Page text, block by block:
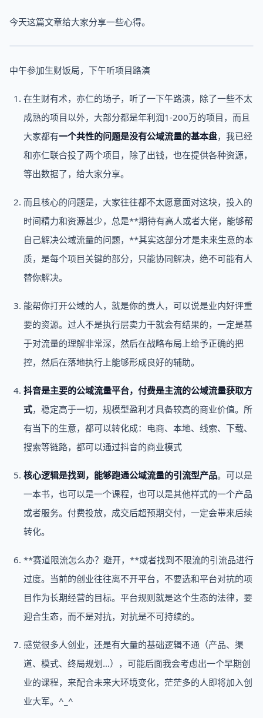
今天这篇文章给大家分享一些心得。
中午参加生财饭局，下午听项目路演
在生财有术，亦仁的场子，听了一下午路演，除了一些不太
成熟的项目以外，大部分都是年利润1-200万的项目，而且
大家都有一个共性的问题是没有公域流量的基本盘，我已经
和亦仁联合投了两个项目，除了出钱，也在提供各种资源，
等出数据了，给大家分享。
而且核心的问题是，大家往往都不太愿意面对这块，投入的
时间精力和资源甚少，总是**期待有高人或者大佬，能够帮
自己解决公域流量的问题，**其实这部分才是未来生意的本
质，是每个项目关键的部分，只能协同解决，绝不可能有人
替你解决。
能帮你打开公域的人，就是你的贵人，可以说是业内好评重
要的资源。过人不是执行层卖力干就会有结果的，一定是基
于对流量的理解非常深，然后在战略布局上给予正确的把
控，然后在落地执行上能够形成良好的辅助。
抖音是主要的公域流量平台，付费是主流的公域流量获取方
式，稳定高于一切，规模型盈利才具备较高的商业价值。所
有当下的生意，都可以转化成：电商、本地、线索、下载、
搜索等链路，都可以通过抖音的商业模式
核心逻辑是找到，能够跑通公域流量的引流型产品。可以是
一本书，也可以是一个课程，也可以是其他样式的一个产品
或者服务。付费投放，成交后超预期交付，一定会带来后续
转化。
**赛道限流怎么办？避开，**或者找到不限流的引流品进行
过度。当前的创业往往离不开平台，不要选和平台对抗的项
目作为长期经营的目标。平台规则就是这个生态的法律，要
迎合生态，而不是对抗，对抗是不可持续的。
感觉很多人创业，还是有大量的基础逻辑不通（产品、渠
道、模式、终局规划…），可能后面我会考虑出一个早期创
业的课程，来配合未来大环境变化，茫茫多的人即将加入创
业大军。^_^